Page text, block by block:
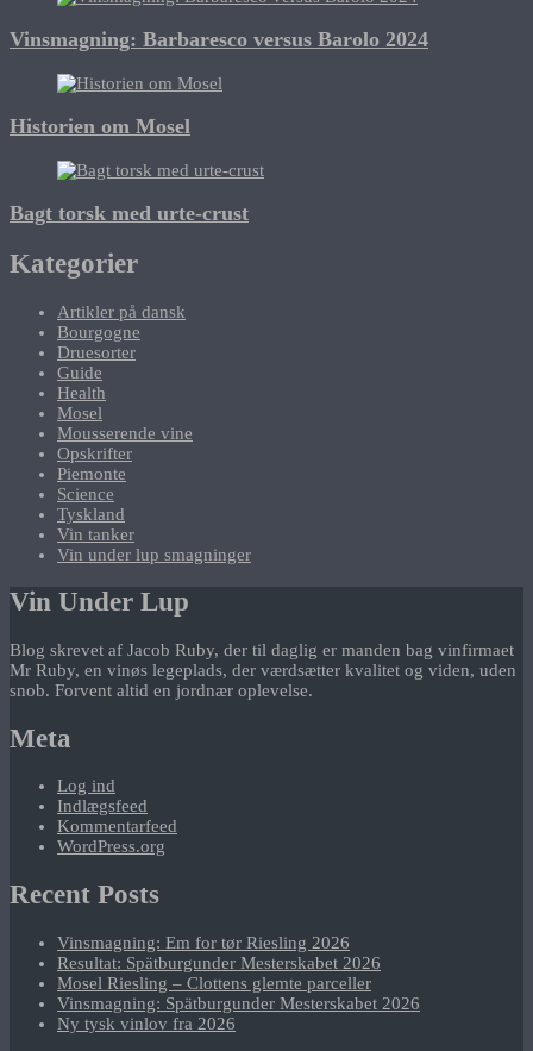
Vinsmagning: Barbaresco versus Barolo 2024
Historien om Mosel
Bagt torsk med urte-crust
Kategorier
Artikler på dansk
Bourgogne
Druesorter
Guide
Health
Mosel
Mousserende vine
Opskrifter
Piemonte
Science
Tyskland
Vin tanker
Vin under lup smagninger
Vin Under Lup
Blog skrevet af Jacob Ruby, der til daglig er manden bag vinfirmaet
Mr Ruby, en vinøs legeplads, der værdsætter kvalitet og viden, uden
snob. Forvent altid en jordnær oplevelse.
Meta
Log ind
Indlægsfeed
Kommentarfeed
WordPress.org
Recent Posts
Vinsmagning: Em for tør Riesling 2026
Resultat: Spätburgunder Mesterskabet 2026
Mosel Riesling – Clottens glemte parceller
Vinsmagning: Spätburgunder Mesterskabet 2026
Ny tysk vinlov fra 2026